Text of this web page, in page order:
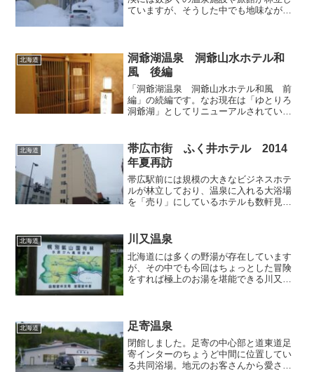
ていますが、そうした中でも地味ながら
件が災いして、定山渓には...
北海道
洞爺湖温泉 洞爺山水ホテル和
風 後編
「洞爺湖温泉 洞爺山水ホテル和風 前
編」の続編です。なお現在は「ゆとりろ
洞爺湖」としてリニューアルされていま
切り替え後（切り替え作業があるので、
実際は夜9時半以降）、...
北海道
帯広市街 ふく井ホテル 2014
年夏再訪
帯広駅前には規模の大きなビジネスホテ
ルが林立しており、温泉に入れる大浴場
を「売り」にしているホテルも数軒見ら
という大きな看板を誇らしげに掲げる
「ふく井ホテル」であります...
北海道 川又温泉
北海道には多くの野湯が存在しています
が、その中でも今回はちょっとした冒険
をすれば極上のお湯を堪能できる川又温
から説明します。・入浴道...
北海道 足寄温泉
閉館しました。足寄の中心部と道東道足
寄インターのちょうど中間に位置してい
る共同浴場。地元のお客さんから愛され